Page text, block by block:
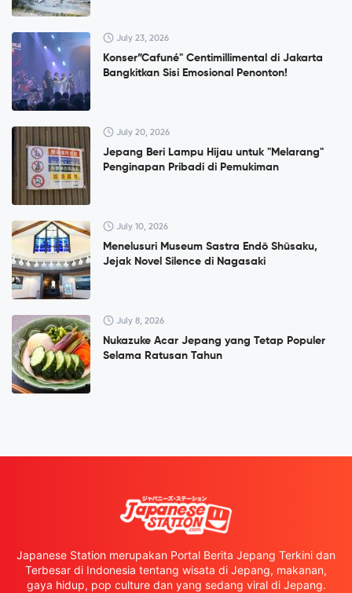
July 23, 2026
Konser”Cafuné" Centimillimental di Jakarta
Bangkitkan Sisi Emosional Penonton!
July 20, 2026
Jepang Beri Lampu Hijau untuk "Melarang"
Penginapan Pribadi di Pemukiman
July 10, 2026
Menelusuri Museum Sastra Endō Shūsaku,
Jejak Novel Silence di Nagasaki
July 8, 2026
Nukazuke Acar Jepang yang Tetap Populer
Selama Ratusan Tahun
Japanese Station merupakan Portal Berita Jepang Terkini dan
Terbesar di Indonesia tentang wisata di Jepang, makanan,
gaya hidup, pop culture dan yang sedang viral di Jepang.